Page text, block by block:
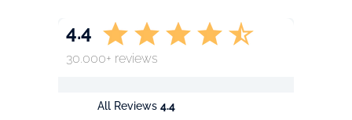
All Reviews 4.4
4.4
30.000+ reviews